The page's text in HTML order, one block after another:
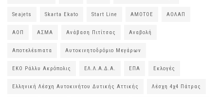
Seajets Skarta Ekato Start Line ΑΜΟΤΟΕ ΑΟΛΑΠ
ΑΟΠ ΑΣΜΑ Ανάβαση Πιτίτσας Αναβολή
Αποτελέsmατα Αυτοκινητοδρόμιο Μεγάρων
ΕΚΟ Ράλλυ Ακρόπολις ΕΛ.Λ.Α.Δ.Α. ΕΠΑ Εκλογές
Ελληνική Λέσχη Αυτοκινήτου Δυτικής Αττικής Λέσχη 4χ4 Πάτρας